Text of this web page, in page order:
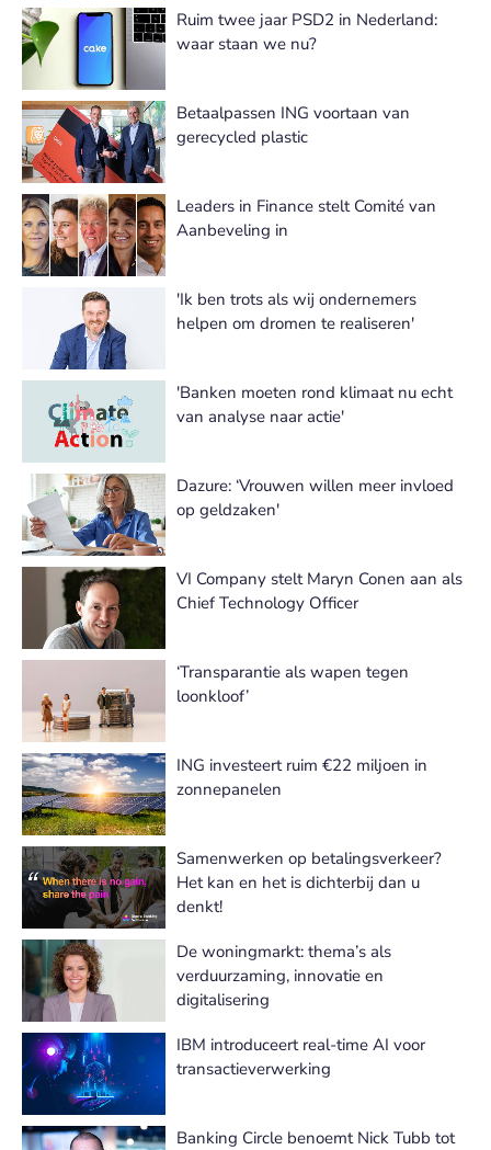
Ruim twee jaar PSD2 in Nederland:
waar staan we nu?
Betaalpassen ING voortaan van
gerecycled plastic
Leaders in Finance stelt Comité van
Aanbeveling in
'Ik ben trots als wij ondernemers
helpen om dromen te realiseren'
'Banken moeten rond klimaat nu echt
van analyse naar actie'
Dazure: ‘Vrouwen willen meer invloed
op geldzaken'
VI Company stelt Maryn Conen aan als
Chief Technology Officer
‘Transparantie als wapen tegen
loonkloof’
ING investeert ruim €22 miljoen in
zonnepanelen
Samenwerken op betalingsverkeer?
Het kan en het is dichterbij dan u
denkt!
De woningmarkt: thema’s als
verduurzaming, innovatie en
digitalisering
IBM introduceert real-time AI voor
transactieverwerking
Banking Circle benoemt Nick Tubb tot